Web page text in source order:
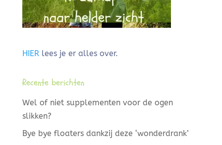
HIER lees je er alles over.
Recente berichten
Wel of niet supplementen voor de ogen
slikken?
Bye bye floaters dankzij deze ‘wonderdrank’